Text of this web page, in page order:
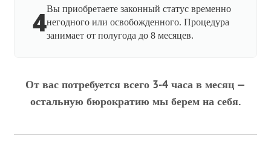
4Вы приобретаете законный статус временно
негодного или освобожденного. Процедура
занимает от полугода до 8 месяцев.
От вас потребуется всего 3-4 часа в месяц —
остальную бюрократию мы берем на себя.